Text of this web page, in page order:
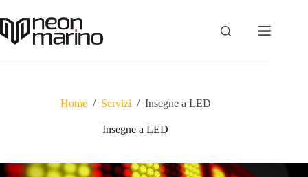
al
contenuto
Home / Servizi / Insegne a LED
Insegne a LED